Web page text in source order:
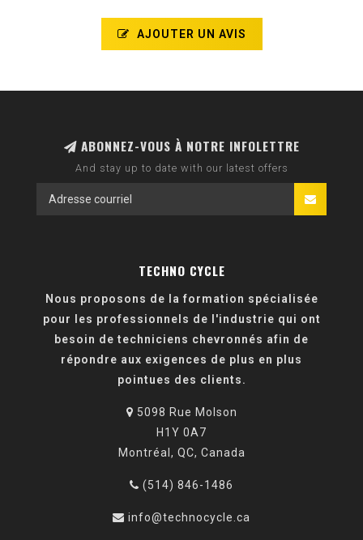
AJOUTER UN AVIS
ABONNEZ-VOUS À NOTRE INFOLETTRE
And stay up to date with our latest offers
TECHNO CYCLE
Nous proposons de la formation spécialisée
pour les professionnels de l'industrie qui ont
besoin de techniciens chevronnés afin de
répondre aux exigences de plus en plus
pointues des clients.
5098 Rue Molson
H1Y 0A7
Montréal, QC, Canada
(514) 846-1486
info@technocycle.ca